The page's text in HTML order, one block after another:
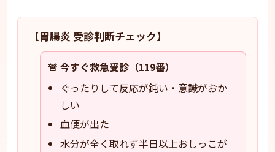
【胃腸炎 受診判断チェック】
🚨 今すぐ救急受診（119番）
ぐったりして反応が鈍い・意識がおか
しい
血便が出た
水分が全く取れず半日以上おしっこが